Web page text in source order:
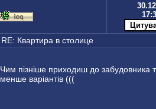
RE: Квартира в столице
Чим пізніше приходиш до забудовника
менше варіантів (((